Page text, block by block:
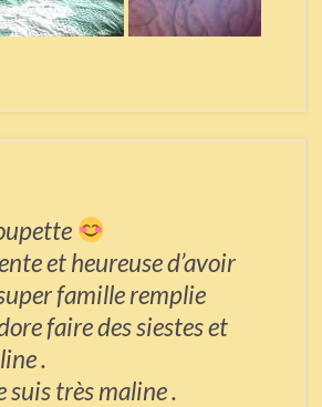
et heureuse d’avoir
famille remplie
faire des siestes et
.
suis très maline .